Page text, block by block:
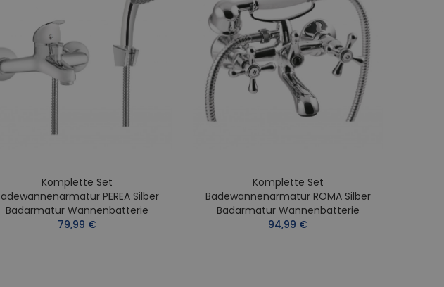
Komplette Set
PEREA Silber
Badarmatur Wannenbatterie
79,99 €
Komplette Set
Badewannenarmatur ROMA Silber
Badarmatur Wannenbatterie
94,99 €